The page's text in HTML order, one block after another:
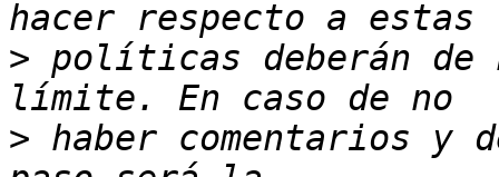
> políticas deberán de
> haber comentarios y